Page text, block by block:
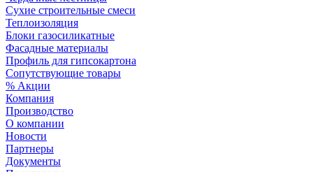
Сухие строительные смеси
Теплоизоляция
Блоки газосиликатные
Фасадные материалы
Профиль для гипсокартона
Сопутствующие товары
% Акции
Компания
Производство
О компании
Новости
Партнеры
Документы